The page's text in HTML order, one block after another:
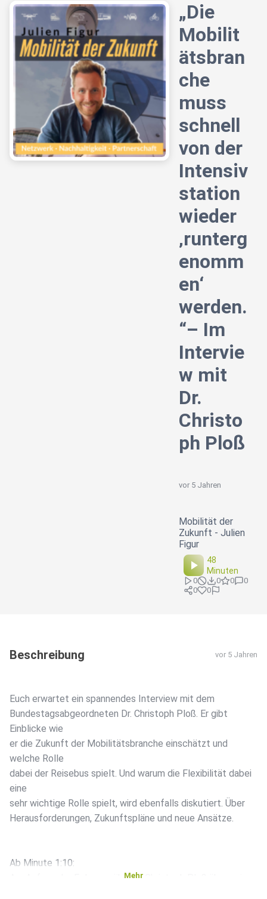
„Die
Mobilit
ätsbran
che
muss
schnell
von der
Intensiv
station
wieder
‚runterg
enomm
en‘
werden.
“– Im
Intervie
w mit
Dr.
Christo
ph Ploß
vor 5 Jahren
Mobilität der
Zukunft - Julien
Figur
48
Minuten
0 0 0
0
0
0
Beschreibung vor 5 Jahren
Euch erwartet ein spannendes Interview mit dem
Bundestagsabgeordneten Dr. Christoph Ploß. Er gibt
Einblicke wie
er die Zukunft der Mobilitätsbranche einschätzt und
welche Rolle
dabei der Reisebus spielt. Und warum die Flexibilität dabei
eine
sehr wichtige Rolle spielt, wird ebenfalls diskutiert. Über
Herausforderungen, Zukunftspläne und neue Ansätze.
Ab Minute 1:10:
Am Anfang der Folge erzählt Dr. Christoph Ploß über seinen
Mehr